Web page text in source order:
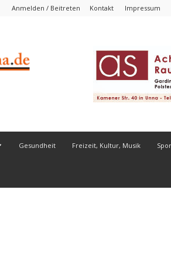
Anmelden / Beitreten Kontakt Impressum
Gesundheit Freizeit, Kultur, Musik